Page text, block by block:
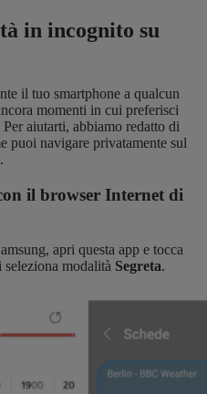
in incognito su
il tuo smartphone a qualcun
momenti in cui preferisci
aiutarti, abbiamo redatto di
puoi navigare privatamente sul
il browser Internet di
apri questa app e tocca
modalità Segreta.